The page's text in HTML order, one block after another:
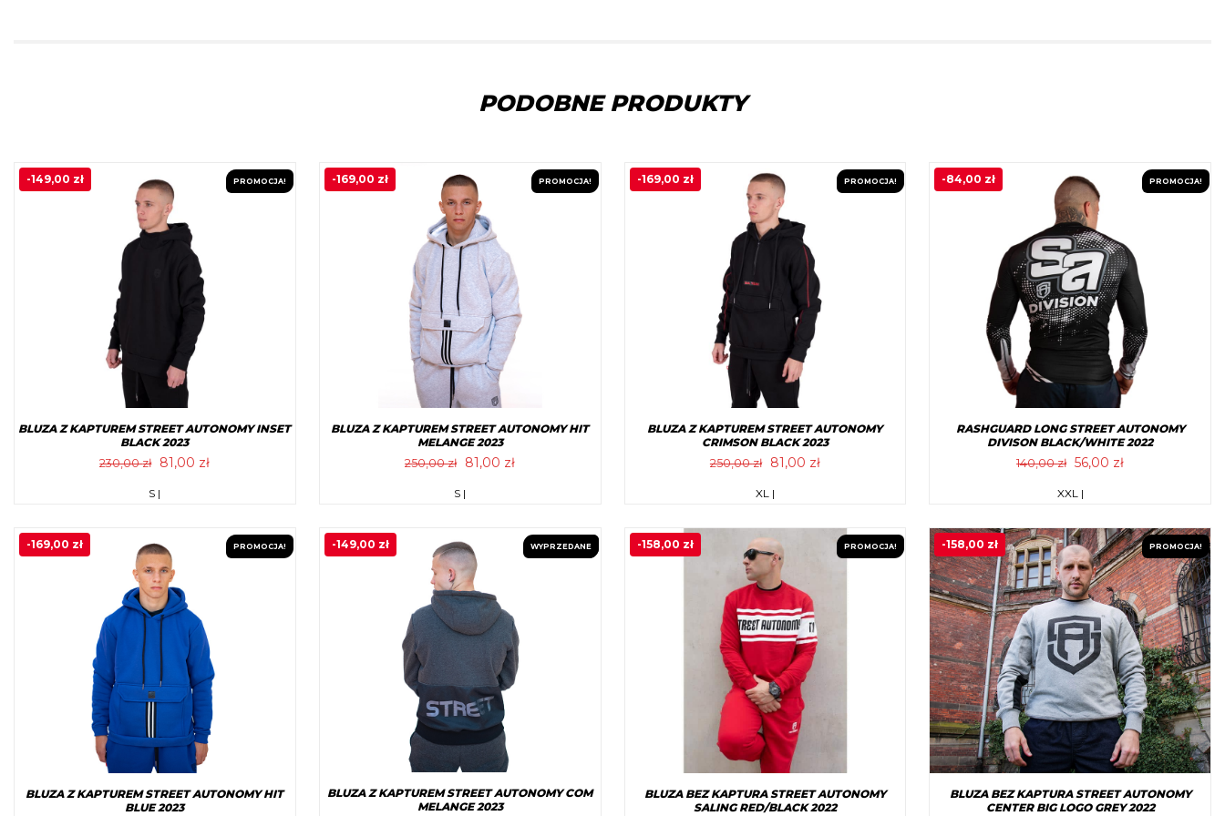
PODOBNE PRODUKTY
PROMOCJA!
-149,00 zł
BLUZA Z KAPTUREM STREET AUTONOMY INSET
BLACK 2023
230,00zł
Pierwotna
wynosiła:
81,00 złAktualna
Ten
wiele
wariantów.
Opcje
można
wybrać
stronie
produktu
S |
PROMOCJA!
-169,00 zł
BLUZA Z KAPTUREM STREET AUTONOMY HIT
MELANGE 2023
250,00zł
Pierwotna
wynosiła:
81,00 złAktualna
Ten
wiele
wariantów.
Opcje
można
wybrać
stronie
produktu
S |
PROMOCJA!
-169,00 zł
BLUZA Z KAPTUREM STREET AUTONOMY
CRIMSON BLACK 2023
250,00zł
Pierwotna
wynosiła:
81,00 złAktualna
Ten
ma
wiele
wariantów.
Opcje
można
wybrać
na
stronie
produktu
XL |
PROMOCJA!
-84,00 zł
RASHGUARD LONG STREET AUTONOMY
DIVISON BLACK/WHITE 2022
140,00zł Pierwotna
wynosiła:
56,00 złAktualna
Ten
ma
wiele
wariantów.
Opcje
można
wybrać
na
stronie
produktu
XXL |
PROMOCJA!
-169,00 zł
BLUZA Z KAPTUREM STREET AUTONOMY HIT
BLUE 2023
PROMOCJA!
WYPRZEDANE
-149,00 zł
BLUZA Z KAPTUREM STREET AUTONOMY COM
MELANGE 2023
PROMOCJA!
-158,00 zł
BLUZA BEZ KAPTURA STREET AUTONOMY
SALING RED/BLACK 2022
PROMOCJA!
-158,00 zł
BLUZA BEZ KAPTURA STREET AUTONOMY
CENTER BIG LOGO GREY 2022